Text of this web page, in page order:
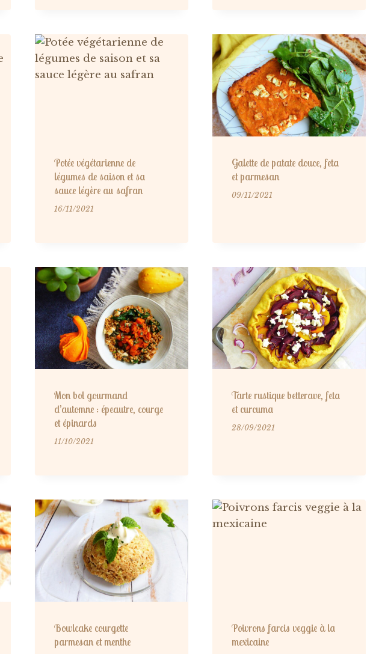
Potée végétarienne de
légumes de saison et sa
sauce légère au safran
16/11/2021
Galette de patate douce, feta
et parmesan
09/11/2021
Mon bol gourmand
d’automne : épeautre, courge
et épinards
11/10/2021
Tarte rustique betterave, feta
et curcuma
28/09/2021
Bowlcake courgette
parmesan et menthe
Poivrons farcis veggie à la
mexicaine